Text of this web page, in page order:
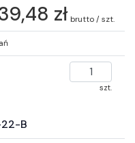
zł brutto / szt.
szt.
22-B